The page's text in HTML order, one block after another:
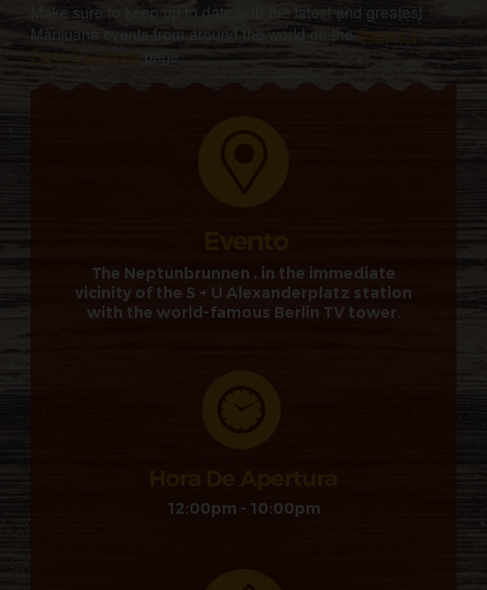
Make sure to keep up to date with the latest and greatest
Marijuana events from around the world on the Barney’s
Farm Facebook
page.
The Neptunbrunnen , in the immediate
vicinity of the S + U Alexanderplatz station
with the world-famous Berlin TV tower.
12:00pm - 10:00pm